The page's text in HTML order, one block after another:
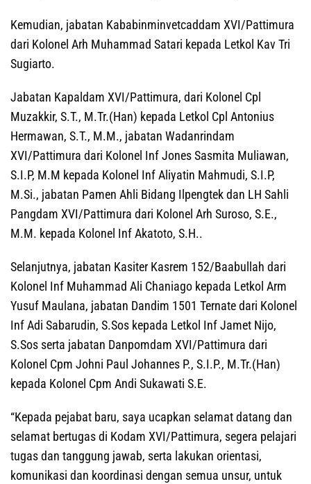
Kemudian, jabatan Kababinminvetcaddam XVI/Pattimura
dari Kolonel Arh Muhammad Satari kepada Letkol Kav Tri
Sugiarto.
Jabatan Kapaldam XVI/Pattimura, dari Kolonel Cpl
Muzakkir, S.T., M.Tr.(Han) kepada Letkol Cpl Antonius
Hermawan, S.T., M.M., jabatan Wadanrindam
XVI/Pattimura dari Kolonel Inf Jones Sasmita Muliawan,
S.I.P, M.M kepada Kolonel Inf Aliyatin Mahmudi, S.I.P,
M.Si., jabatan Pamen Ahli Bidang Ilpengtek dan LH Sahli
Pangdam XVI/Pattimura dari Kolonel Arh Suroso, S.E.,
M.M. kepada Kolonel Inf Akatoto, S.H..
Selanjutnya, jabatan Kasiter Kasrem 152/Baabullah dari
Kolonel Inf Muhammad Ali Chaniago kepada Letkol Arm
Yusuf Maulana, jabatan Dandim 1501 Ternate dari Kolonel
Inf Adi Sabarudin, S.Sos kepada Letkol Inf Jamet Nijo,
S.Sos serta jabatan Danpomdam XVI/Pattimura dari
Kolonel Cpm Johni Paul Johannes P., S.I.P., M.Tr.(Han)
kepada Kolonel Cpm Andi Sukawati S.E.
“Kepada pejabat baru, saya ucapkan selamat datang dan
selamat bertugas di Kodam XVI/Pattimura, segera pelajari
tugas dan tanggung jawab, serta lakukan orientasi,
komunikasi dan koordinasi dengan semua unsur, untuk